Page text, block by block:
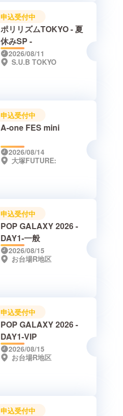
申込受付中
ポリリズムTOKYO - 夏
休みSP -
2026/08/11
S.U.B TOKYO
申込受付中
A-one FES mini
2026/08/14
大塚FUTURE:
申込受付中
POP GALAXY 2026 -
DAY1-一般
2026/08/15
お台場R地区
申込受付中
POP GALAXY 2026 -
DAY1-VIP
2026/08/15
お台場R地区
申込受付中